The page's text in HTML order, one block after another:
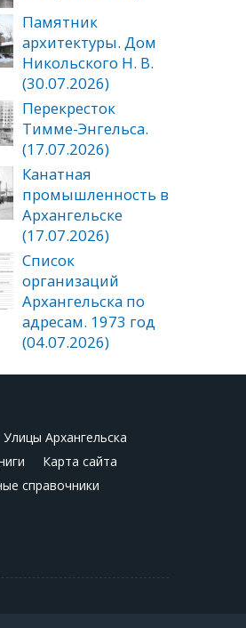
Памятник
архитектуры. Дом
Никольского Н. В.
(30.07.2026)
Перекресток
Тимме-Энгельса.
(17.07.2026)
Канатная
промышленность в
Архангельске
(17.07.2026)
Список
организаций
Архангельска по
адресам. 1973 год
(04.07.2026)
Улицы Архангельска
Карта сайта
справочники